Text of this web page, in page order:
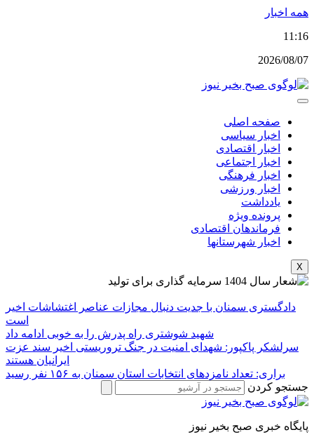
پرش
محتوا
همه اخبار
11:16
2026/08/07
صفحه اصلی
اخبار سیاسی
اخبار اقتصادی
اخبار اجتماعی
اخبار فرهنگی
اخبار ورزشی
یادداشت
پرونده ویژه
فرماندهان اقتصادی
اخبار شهرستانها
X
دادگستری سمنان با جدیت دنبال مجازات عناصر اغتشاشات اخیر
است
شهید شوشتری راه پدرش را به خوبی ادامه داد
سرلشکر پاکپور: شهدای امنیت در جنگ تروریستی اخیر سند عزت
ایرانیان هستند
براری: تعداد نامزدهای انتخابات استان سمنان به ۱۵۶ نفر رسید
جستجو کردن
پایگاه خبری صبح بخیر نیوز